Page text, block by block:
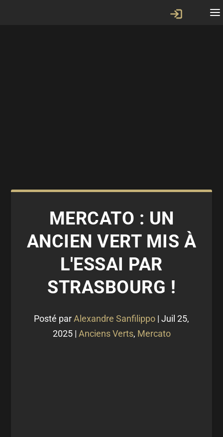
MERCATO : UN
ANCIEN VERT MIS À
L'ESSAI PAR
STRASBOURG !
Posté parAlexandre Sanfilippo | Juil 25,
2025| Anciens Verts, Mercato